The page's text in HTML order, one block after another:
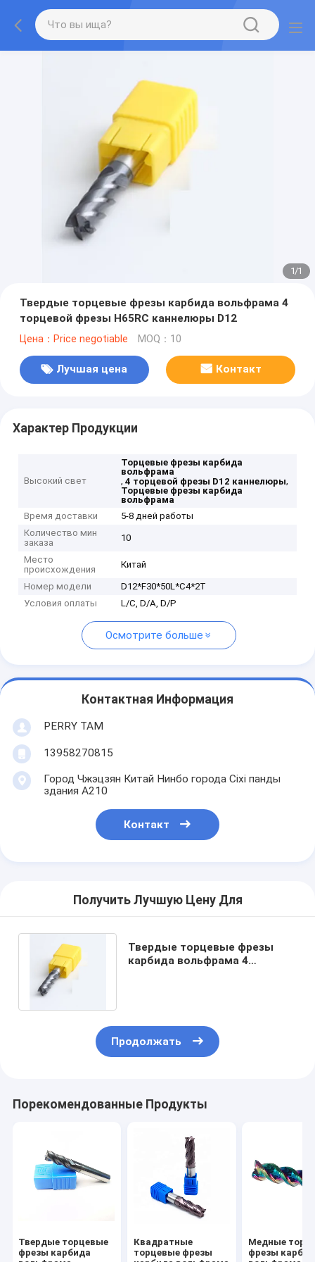
1/1
Твердые торцевые фрезы карбида вольфрама 4
торцевой фрезы H65RC каннелюры D12
Цена：Price negotiable MOQ：10
Лучшая цена Контакт
Характер Продукции
Высокий свет
Торцевые фрезы карбида
вольфрама
,4 торцевой фрезы D12 каннелюры,
Торцевые фрезы карбида
вольфрама
Время доставки
5-8 дней работы
Количество мин
заказа
10
Место
происхождения
Китай
Номер модели
D12*F30*50L*C4*2T
Условия оплаты
L/C, D/A, D/P
Осмотрите больше
Контактная Информация
PERRY TAM
13958270815
Город Чжэцзян Китай Нинбо города Cixi панды
здания A210
Контакт
Получить Лучшую Цену Для
Твердые торцевые фрезы
карбида вольфрама 4
Продолжать
Порекомендованные Продукты
Твердые торцевые
фрезы карбида
Квадратные
торцевые фрезы
Медные
фрезы